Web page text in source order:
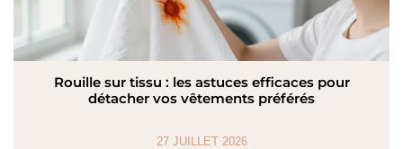
Rouille sur tissu : les astuces efficaces pour
détacher vos vêtements préférés
27 JUILLET 2026